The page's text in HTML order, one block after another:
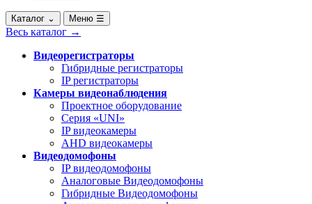
Каталог ⌄ Меню ☰
Весь каталог →
Видеорегистраторы
Гибридные регистраторы
IP регистраторы
Камеры видеонаблюдения
Проектное оборудование
Серия «UNI»
IP видеокамеры
AHD видеокамеры
Видеодомофоны
IP видеодомофоны
Аналоговые Видеодомофоны
Гибридные Видеодомофоны